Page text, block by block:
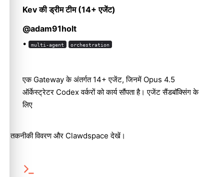
Kev की ड्रीम टीम (14+ एजेंट)
@adam91holt
• multi-agent orchestration
एक Gateway के अंतर्गत 14+ एजेंट, जिनमें Opus 4.5
ऑर्केस्ट्रेटर Codex वर्करों को कार्य सौंपता है। एजेंट सैंडबॉक्सिंग के
लिए
तकनीकी विवरणऔर Clawdspace देखें।